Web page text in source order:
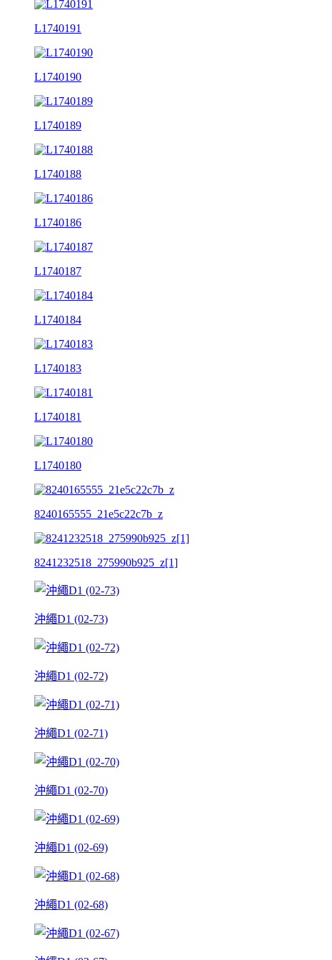
L1740191
L1740190
L1740189
L1740188
L1740186
L1740187
L1740184
L1740183
L1740181
L1740180
8240165555_21e5c22c7b_z
8241232518_275990b925_z[1]
沖繩D1 (02-73)
沖繩D1 (02-72)
沖繩D1 (02-71)
沖繩D1 (02-70)
沖繩D1 (02-69)
沖繩D1 (02-68)